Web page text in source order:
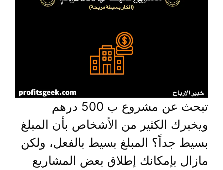
تبحث عن مشروع ب 500 درهم
ويخبرك الكثير من الأشخاص بأن المبلغ
بسيط جداً؟ المبلغ بسيط بالفعل، ولكن
مازال بإمكانك إطلاق بعض المشاريع